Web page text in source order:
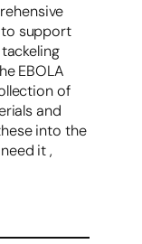
support
EBOLA
of
and
into the
it ,